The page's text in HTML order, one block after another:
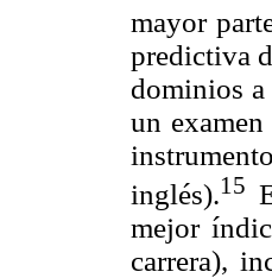
mayor
predictiva
dominios a
un
inglés).15
mejor
carrera),